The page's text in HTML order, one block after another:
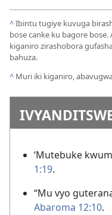
^Ibintu tugiye kuvuga
bose canke ku bagore
kiganiro zirashobora
bahuza.
^ Muri iki kiganiro,
‘Mutebuke
1:19.
“Mu vyo
Abaroma 12:10.